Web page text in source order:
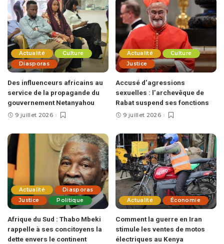
Actualité
Culture
Diasporas
Des influenceurs africains au
service de la propagande du
gouvernement Netanyahou
9 juillet 2026
Actualité
Culture
Justice
Accusé d’agressions
sexuelles : l’archevêque de
Rabat suspend ses fonctions
9 juillet 2026
Actualité
Diasporas
Justice
Politique
Afrique du Sud : Thabo Mbeki
rappelle à ses concitoyens la
dette envers le continent
Actualité Économie
Comment la guerre en Iran
stimule les ventes de motos
électriques au Kenya